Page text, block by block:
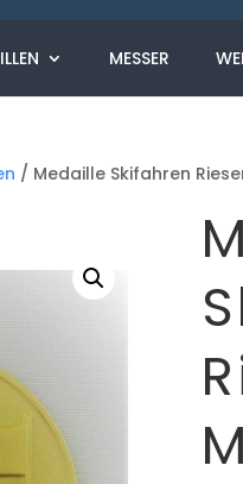
MESSER
/ Medaille Skifahren